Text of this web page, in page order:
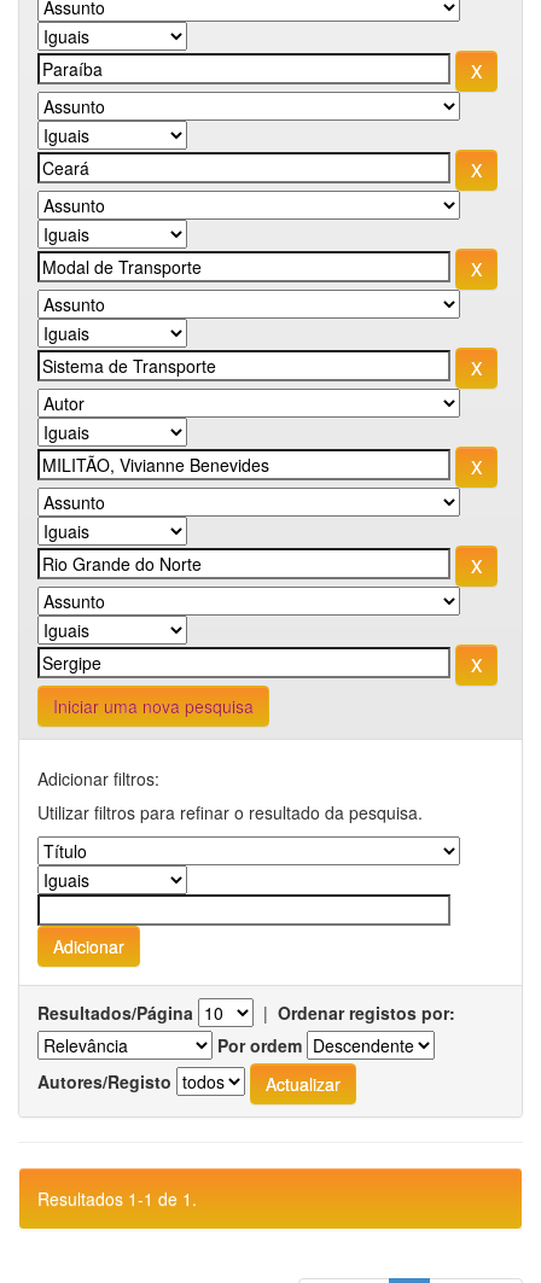
Iniciar uma nova pesquisa
Adicionar filtros:
Utilizar filtros para refinar o resultado da pesquisa.
Resultados/Página | Ordenar registos por:
Por ordem
Autores/Registo
Resultados 1-1 de 1.